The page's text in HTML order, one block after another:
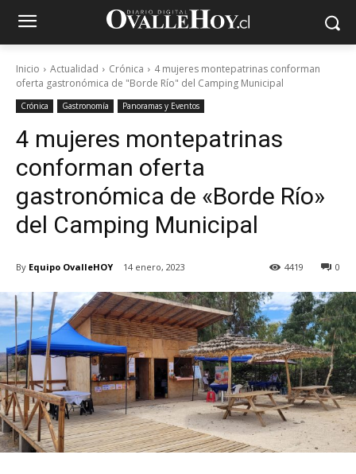
Inicio Actualidad Crónica
4 mujeres montepatrinas conforman
oferta gastronómica de "Borde Río" del Camping Municipal
Crónica Gastronomía Panoramas y Eventos
4 mujeres montepatrinas
conforman oferta
gastronómica de «Borde Río»
del Camping Municipal
By Equipo OvalleHOY 14 enero, 2023 0
4419